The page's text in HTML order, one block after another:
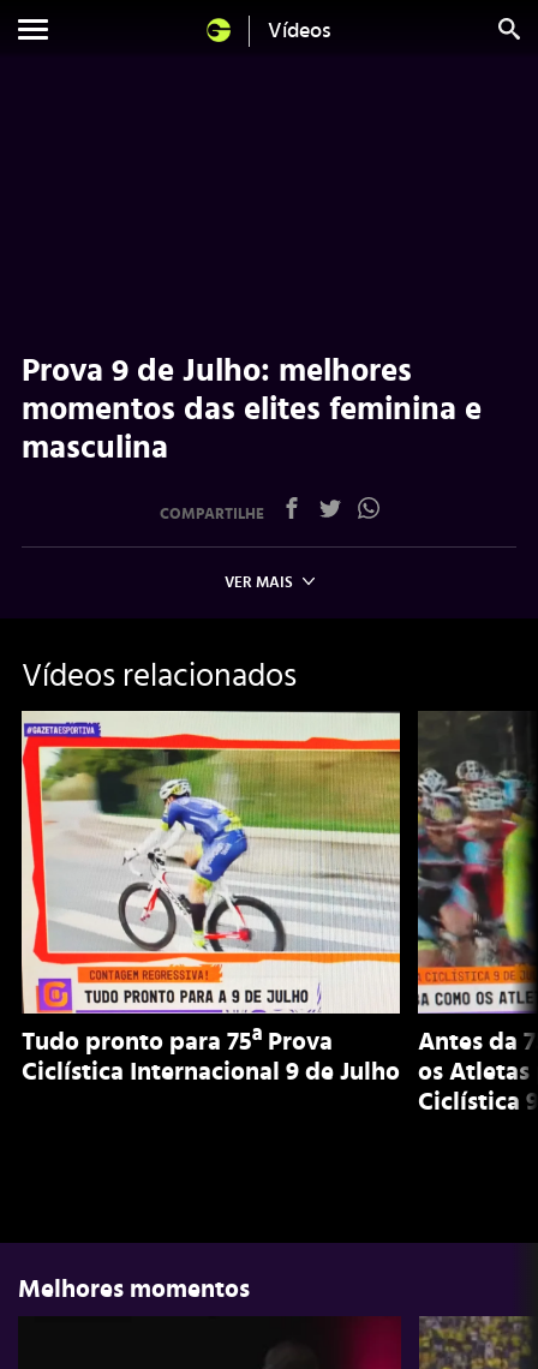
Vídeos
Prova 9 de Julho: melhores
momentos das elites feminina e
masculina
COMPARTILHE
VER MAIS
Vídeos relacionados
Tudo pronto para 75ª Prova
Ciclística Internacional 9 de Julho
Antes da
os Atletas
Ciclística
Melhores momentos